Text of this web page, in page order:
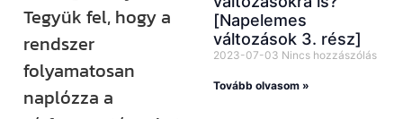
Tegyük fel, hogy a
rendszer
folyamatosan
naplózza a
[Napelemes
változások 3. rész]
2023-07-03 Nincs hozzászólás
Tovább olvasom »